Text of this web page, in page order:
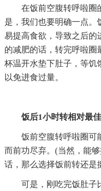
在饭前空腹转呼啦圈
是，我们也要明确一点。
易提高食欲，导致之后的
的减肥的话，转完呼啦圈
杯温开水垫下肚子，等饥
以免进食过量。
饭后1小时转相对最佳
饭前空腹转呼啦圈可
而前功尽弃。(当然，能
话，那么选择饭前转还是
可是，刚吃完饭肚子比